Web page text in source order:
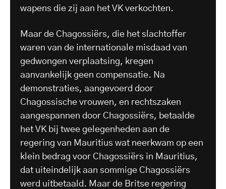
wapens die zij aan het VK verkochten.
Maar de Chagossiërs, die het slachtoffer
waren van de internationale misdaad van
gedwongen verplaatsing, kregen
aanvankelijk geen compensatie. Na
demonstraties, aangevoerd door
Chagossische vrouwen, en rechtszaken
aangespannen door Chagossiërs, betaalde
het VK bij twee gelegenheden aan de
regering van Mauritius wat neerkwam op een
klein bedrag voor Chagossiërs in Mauritius,
dat uiteindelijk aan sommige Chagossiërs
werd uitbetaald. Maar de Britse regering